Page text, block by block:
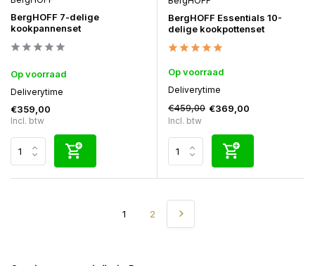
BergHOFF 7-delige
kookpannenset
Op voorraad
Deliverytime
€359,00
Incl. btw
BergHOFF Essentials 10-
delige kookpottenset
Op voorraad
Deliverytime
€459,00 €369,00
Incl. btw
1 2